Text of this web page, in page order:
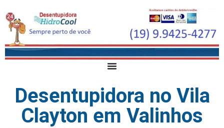
Desentupidora no Vila
Clayton em Valinhos